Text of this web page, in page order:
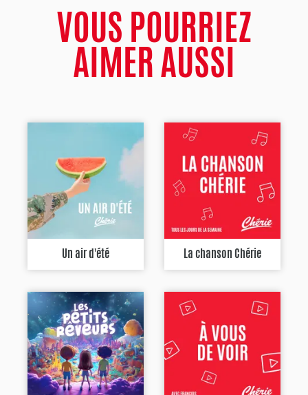
VOUS POURRIEZ
AIMER AUSSI
Un air d'été La chanson Chérie